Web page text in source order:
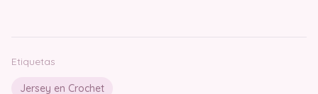
Etiquetas
Jersey en Crochet